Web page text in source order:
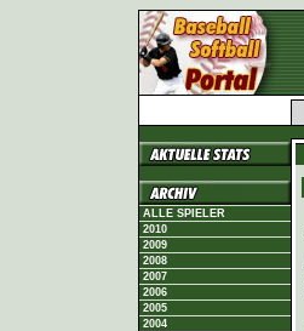
ALLE SPIELER
2010
2009
2008
2007
2006
2005
2004